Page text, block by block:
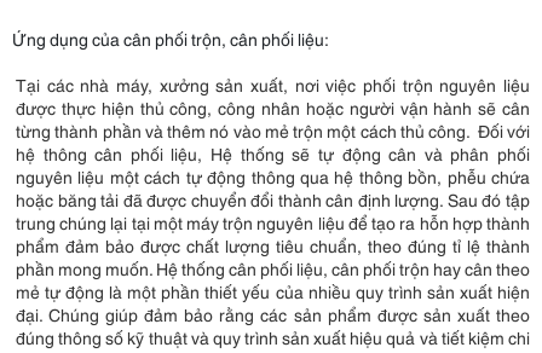
Ứng dụng của cân phối trộn, cân phối liệu:
Tại các nhà máy, xưởng sản xuất, nơi việc phối trộn nguyên liệu
được thực hiện thủ công, công nhân hoặc người vận hành sẽ cân
từng thành phần và thêm nó vào mẻ trộn một cách thủ công. Đối với
hệ thông cân phối liệu, Hệ thống sẽ tự động cân và phân phối
nguyên liệu một cách tự động thông qua hệ thông bồn, phễu chứa
hoặc băng tải đã được chuyển đổi thành cân định lượng. Sau đó tập
trung chúng lại tại một máy trộn nguyên liệu để tạo ra hỗn hợp thành
phẩm đảm bảo được chất lượng tiêu chuẩn, theo đúng tỉ lệ thành
phần mong muốn. Hệ thống cân phối liệu, cân phối trộn hay cân theo
mẻ tự động là một phần thiết yếu của nhiều quy trình sản xuất hiện
đại. Chúng giúp đảm bảo rằng các sản phẩm được sản xuất theo
đúng thông số kỹ thuật và quy trình sản xuất hiệu quả và tiết kiệm chi